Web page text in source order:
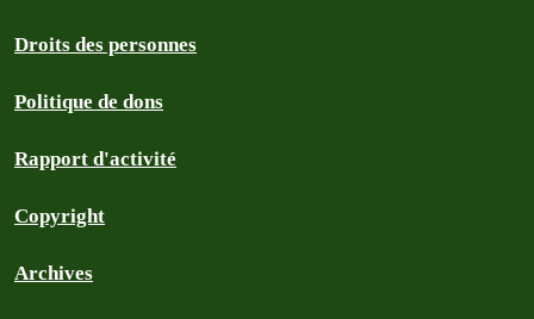
Droits des personnes
Politique de dons
Rapport d'activité
Copyright
Archives